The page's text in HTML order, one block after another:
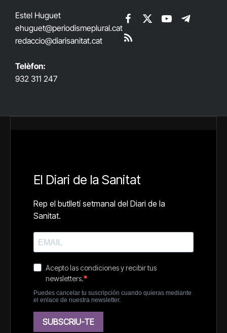
Estel Huguet
ehuguet@periodismeplural.cat
redaccio@diarisanitat.cat
Telèfon:
932 311 247
Facebook
X
YouTubeTelegram
RSS